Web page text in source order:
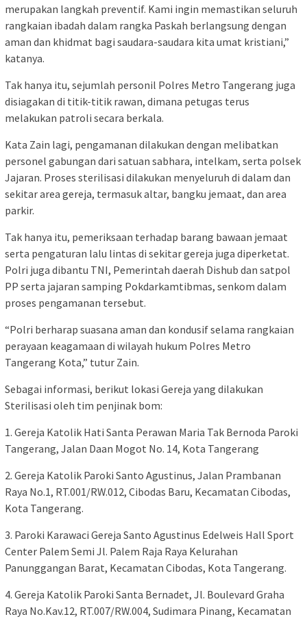
merupakan langkah preventif. Kami ingin memastikan seluruh
rangkaian ibadah dalam rangka Paskah berlangsung dengan
aman dan khidmat bagi saudara-saudara kita umat kristiani,”
katanya.
Tak hanya itu, sejumlah personil Polres Metro Tangerang juga
disiagakan di titik-titik rawan, dimana petugas terus
melakukan patroli secara berkala.
Kata Zain lagi, pengamanan dilakukan dengan melibatkan
personel gabungan dari satuan sabhara, intelkam, serta polsek
Jajaran. Proses sterilisasi dilakukan menyeluruh di dalam dan
sekitar area gereja, termasuk altar, bangku jemaat, dan area
parkir.
Tak hanya itu, pemeriksaan terhadap barang bawaan jemaat
serta pengaturan lalu lintas di sekitar gereja juga diperketat.
Polri juga dibantu TNI, Pemerintah daerah Dishub dan satpol
PP serta jajaran samping Pokdarkamtibmas, senkom dalam
proses pengamanan tersebut.
“Polri berharap suasana aman dan kondusif selama rangkaian
perayaan keagamaan di wilayah hukum Polres Metro
Tangerang Kota,” tutur Zain.
Sebagai informasi, berikut lokasi Gereja yang dilakukan
Sterilisasi oleh tim penjinak bom:
1. Gereja Katolik Hati Santa Perawan Maria Tak Bernoda Paroki
Tangerang, Jalan Daan Mogot No. 14, Kota Tangerang
2. Gereja Katolik Paroki Santo Agustinus, Jalan Prambanan
Raya No.1, RT.001/RW.012, Cibodas Baru, Kecamatan Cibodas,
Kota Tangerang.
3. Paroki Karawaci Gereja Santo Agustinus Edelweis Hall Sport
Center Palem Semi Jl. Palem Raja Raya Kelurahan
Panunggangan Barat, Kecamatan Cibodas, Kota Tangerang.
4. Gereja Katolik Paroki Santa Bernadet, Jl. Boulevard Graha
Raya No.Kav.12, RT.007/RW.004, Sudimara Pinang, Kecamatan